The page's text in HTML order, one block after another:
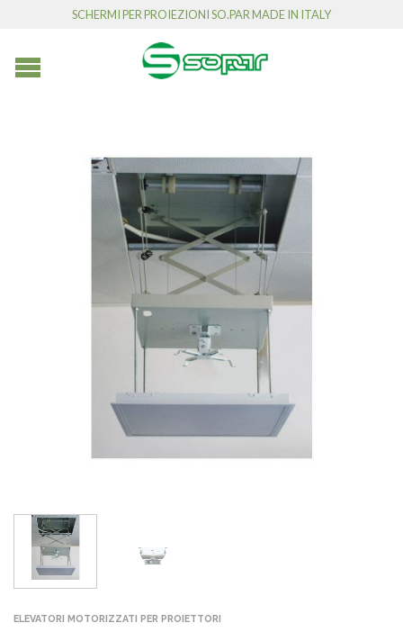
SCHERMI PER PROIEZIONI SO.PAR MADE IN ITALY
ELEVATORI MOTORIZZATI PER PROIETTORI